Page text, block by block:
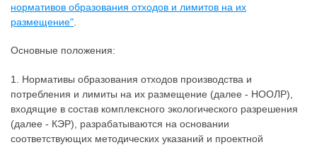
нормативов образования отходов и лимитов на их
размещение"
Основные положения:
1. Нормативы образования отходов производства и
потребления и лимиты на их размещение (далее - НООЛР),
входящие в состав комплексного экологического разрешения
(далее - КЭР), разрабатываются на основании
соответствующих методических указаний и проектной